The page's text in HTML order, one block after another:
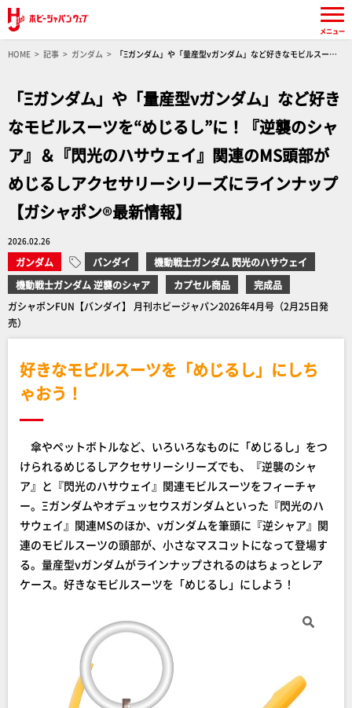
HOME 記事 ガンダム
「Ξガンダム」や「量産型νガンダム」など好きなモビルスーツ
「Ξガンダム」や「量産型νガンダム」など好き
なモビルスーツを“めじるし”に！『逆襲のシャ
ア』＆『閃光のハサウェイ』関連のMS頭部が
めじるしアクセサリーシリーズにラインナップ
【ガシャポン®最新情報】
2026.02.26
ガンダム バンダイ
機動戦士ガンダム 閃光のハサウェイ
機動戦士ガンダム 逆襲のシャア
カプセル商品
完成品
ガシャポンFUN【バンダイ】 月刊ホビージャパン2026年4月号（2月25日発
売）
好きなモビルスーツを「めじるし」にしち
ゃおう！
傘やペットボトルなど、いろいろなものに「めじるし」をつ
けられるめじるしアクセサリーシリーズでも、『逆襲のシャ
ア』と『閃光のハサウェイ』関連モビルスーツをフィーチャ
ー。Ξガンダムやオデュッセウスガンダムといった『閃光のハ
サウェイ』関連MSのほか、νガンダムを筆頭に『逆シャア』関
連のモビルスーツの頭部が、小さなマスコットになって登場す
る。量産型νガンダムがラインナップされるのはちょっとレア
ケース。好きなモビルスーツを「めじるし」にしよう！
メニュー